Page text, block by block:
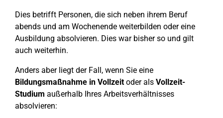
Dies betrifft Personen, die sich neben ihrem Beruf
abends und am Wochenende weiterbilden oder eine
Ausbildung absolvieren. Dies war bisher so und gilt
auch weiterhin.
Anders aber liegt der Fall, wenn Sie eine
Bildungsmaßnahme in Vollzeitoder als Vollzeit-
Studium außerhalb Ihres Arbeitsverhältnisses
absolvieren: